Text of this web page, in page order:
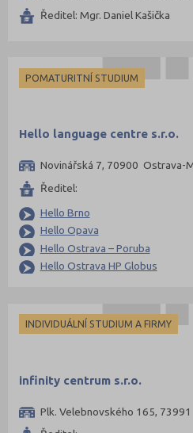
Ředitel: Mgr. Daniel Kašička
POMATURITNÍ STUDIUM
Hello language centre s.r.o.
Novinářská 7, 70900 Ostrava-
Ředitel:
Hello Brno
Hello Opava
Hello Ostrava – Poruba
Hello Ostrava HP Globus
INDIVIDUÁLNÍ STUDIUM A FIRMY
infinity centrum s.r.o.
Plk. Velebnovského 165,